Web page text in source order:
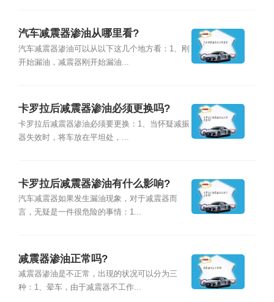
汽车减震器渗油从哪里看?
汽车减震器渗油可以从以下这几个地方看：1、刚
开始漏油，减震器刚开始漏油...
卡罗拉后减震器渗油必须更换吗?
卡罗拉后减震器渗油必须要更换：1、当怀疑减振
器失效时，将车放在平坦处，...
卡罗拉后减震器渗油有什么影响?
汽车减震器如果发生漏油现象，对于减震器而
言，无疑是一件很危险的事情：1...
减震器渗油正常吗?
减震器渗油是不正常，出现的状况可以分为三
种：1、晕车，由于减震器不工作...